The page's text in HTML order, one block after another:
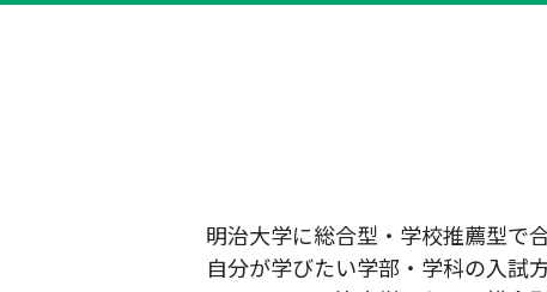
明治大学に総合型・学校推薦型で
自分が学びたい学部・学科の入試